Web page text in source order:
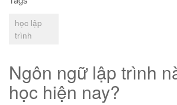
học lập
trình
Ngôn ngữ lập trình
học hiện nay?